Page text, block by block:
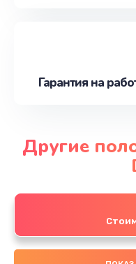
Гарантия на
Другие